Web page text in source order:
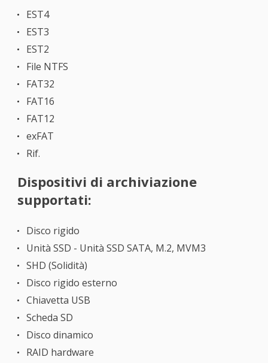
EST4
EST3
EST2
File NTFS
FAT32
FAT16
FAT12
exFAT
Rif.
Dispositivi di archiviazione
supportati:
Disco rigido
Unità SSD - Unità SSD SATA, M.2, MVM3
SHD (Solidità)
Disco rigido esterno
Chiavetta USB
Scheda SD
Disco dinamico
RAID hardware